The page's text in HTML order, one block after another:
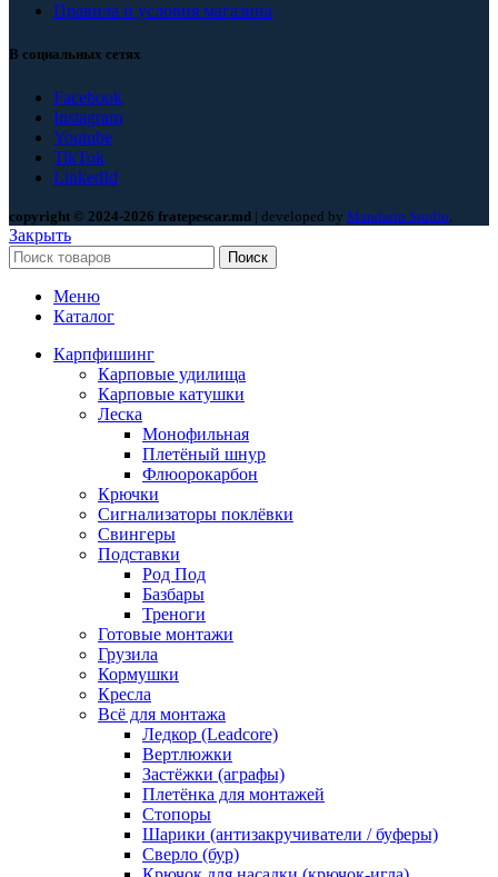
Правила и условия магазина
В социальных сетях
Facebook
Instagram
Youtube
TikTok
LinkedId
copyright © 2024-2026 fratepescar.md | developed by Mandarin Studio.
Закрыть
Поиск
Меню
Каталог
Карпфишинг
Карповые удилища
Карповые катушки
Леска
Монофильная
Плетёный шнур
Флюорокарбон
Крючки
Сигнализаторы поклёвки
Свингеры
Подставки
Род Под
Базбары
Треноги
Готовые монтажи
Грузила
Кормушки
Кресла
Всё для монтажа
Ледкор (Leadcore)
Вертлюжки
Застёжки (аграфы)
Плетёнка для монтажей
Стопоры
Шарики (антизакручиватели / буферы)
Сверло (бур)